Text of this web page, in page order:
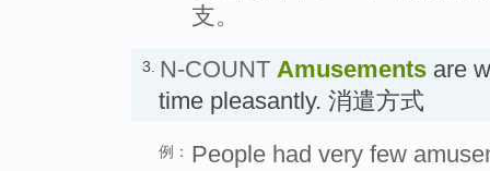
支。
3. N-COUNT Amusements are
time pleasantly. 消遣方式
例： People had very few